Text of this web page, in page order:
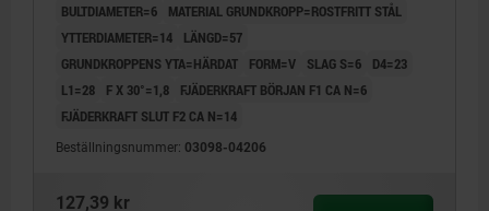
BULTDIAMETER=6
MATERIAL GRUNDKROPP=ROSTFRITT STÅL
YTTERDIAMETER=14
LÄNGD=57
GRUNDKROPPENS YTA=HÄRDAT
FORM=V SLAG S=6
D4=23
L1=28
F X 30°=1,8
FJÄDERKRAFT BÖRJAN F1 CA N=6
FJÄDERKRAFT SLUT F2 CA N=14
Beställningsnummer: 03098-04206
127,39 kr